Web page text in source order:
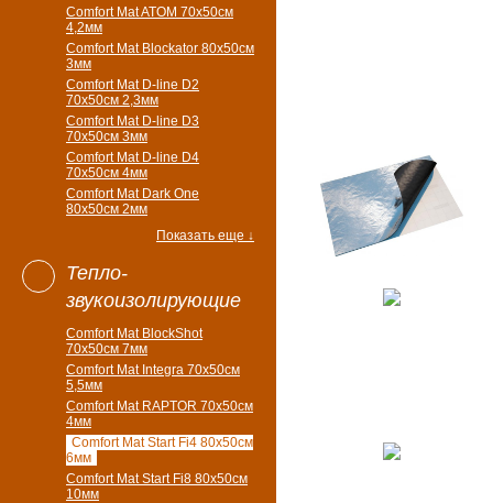
Comfort Mat ATOM 70x50см
4,2мм
Comfort Mat Blockator 80х50см
3мм
Comfort Mat D-line D2
70х50см 2,3мм
Comfort Mat D-line D3
70х50см 3мм
Comfort Mat D-line D4
70х50см 4мм
Comfort Mat Dark One
80x50см 2мм
Показать еще ↓
Тепло-
звукоизолирующие
Comfort Mat BlockShot
70х50см 7мм
Comfort Mat Integra 70х50см
5,5мм
Comfort Mat RAPTOR 70х50см
4мм
Comfort Mat Start Fi4 80х50см
6мм
Comfort Mat Start Fi8 80х50см
10мм